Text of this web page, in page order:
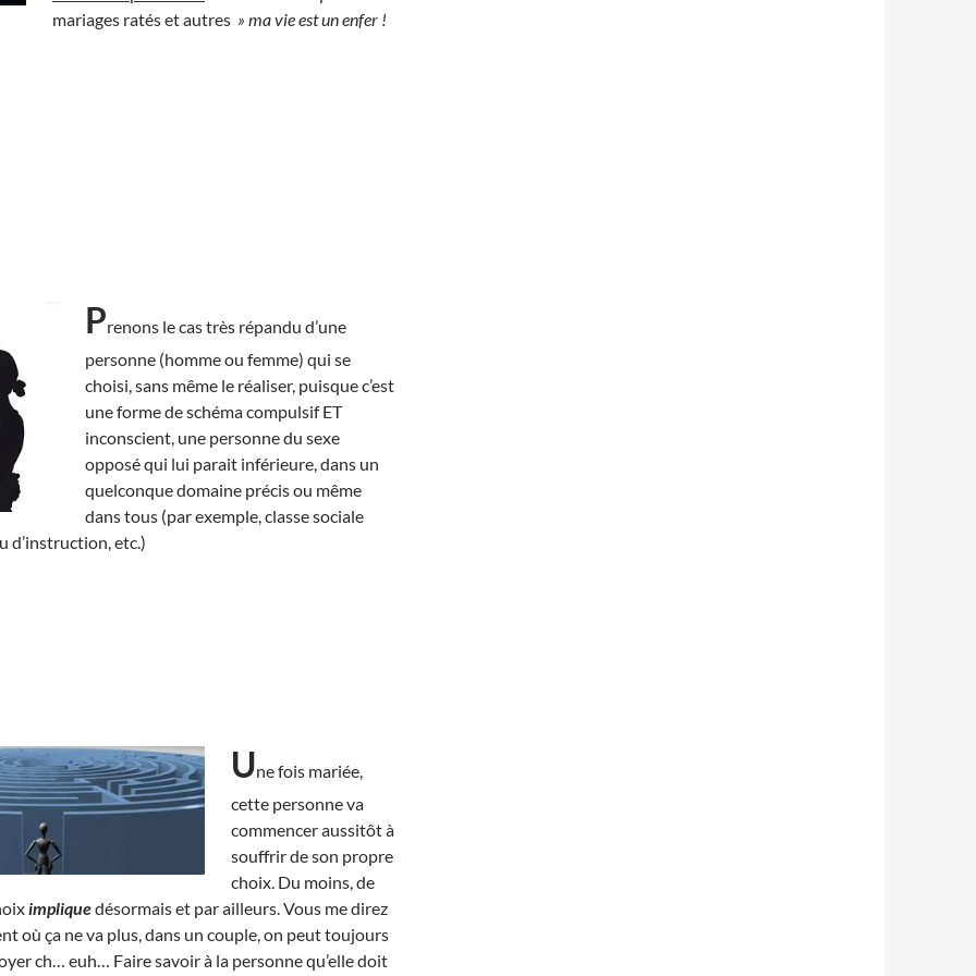
mariages ratés et autres » ma vie est un enfer !
Prenons le cas très répandu d’une
personne (homme ou femme) qui se
choisi, sans même le réaliser, puisque c’est
une forme de schéma compulsif ET
inconscient, une personne du sexe
opposé qui lui parait inférieure, dans un
quelconque domaine précis ou même
dans tous (par exemple, classe sociale
d’instruction, etc.)
Une fois mariée,
cette personne va
commencer aussitôt à
souffrir de son propre
choix. Du moins, de
impliquedésormais et par ailleurs. Vous me direz
où ça ne va plus, dans un couple, on peut toujours
ch… euh… Faire savoir à la personne qu’elle doit